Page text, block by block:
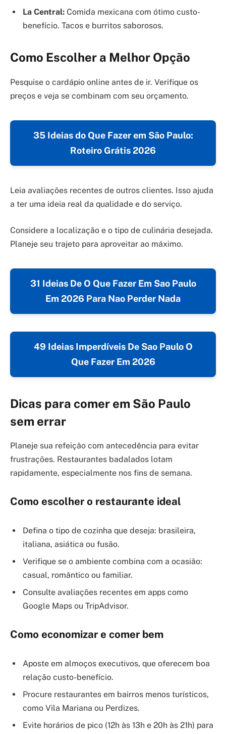
La Central: Comida mexicana com ótimo custo-
benefício. Tacos e burritos saborosos.
Como Escolher a Melhor Opção
Pesquise o cardápio online antes de ir. Verifique os
preços e veja se combinam com seu orçamento.
35 Ideias do Que Fazer em São Paulo:
Roteiro Grátis 2026
Leia avaliações recentes de outros clientes. Isso ajuda
a ter uma ideia real da qualidade e do serviço.
Considere a localização e o tipo de culinária desejada.
Planeje seu trajeto para aproveitar ao máximo.
31 Ideias De O Que Fazer Em Sao Paulo
Em 2026 Para Nao Perder Nada
49 Ideias Imperdíveis De Sao Paulo O
Que Fazer Em 2026
Dicas para comer em São Paulo
sem errar
Planeje sua refeição com antecedência para evitar
frustrações. Restaurantes badalados lotam
rapidamente, especialmente nos fins de semana.
Como escolher o restaurante ideal
Defina o tipo de cozinha que deseja: brasileira,
italiana, asiática ou fusão.
Verifique se o ambiente combina com a ocasião:
casual, romântico ou familiar.
Consulte avaliações recentes em apps como
Google Maps ou TripAdvisor.
Como economizar e comer bem
Aposte em almoços executivos, que oferecem boa
relação custo-benefício.
Procure restaurantes em bairros menos turísticos,
como Vila Mariana ou Perdizes.
Evite horários de pico (12h às 13h e 20h às 21h) para